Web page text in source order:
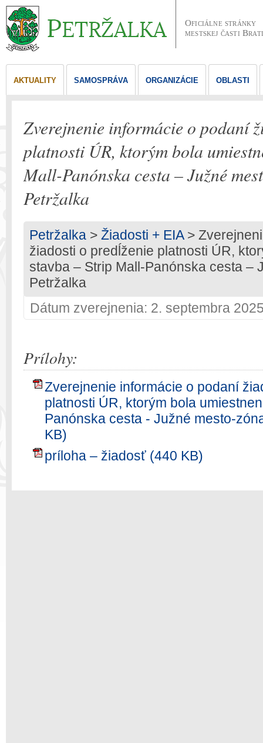
Oficiálne stránky
mestskej časti
AKTUALITY SAMOSPRÁVA ORGANIZÁCIE OBLASTI
Zverejnenie informácie o podaní
platnosti ÚR, ktorým bola
Mall-Panónska cesta – Južné
Petržalka
Petržalka > Žiadosti + EIA>
žiadosti o predĺženie platnosti ÚR,
stavba – Strip Mall-Panónska cesta –
Petržalka
Dátum zverejnenia: 2. septembra
Prílohy:
Zverejnenie informácie o podaní
platnosti ÚR, ktorým bola
Panónska cesta - Južné mesto-
KB)
príloha – žiadosť (440 KB)